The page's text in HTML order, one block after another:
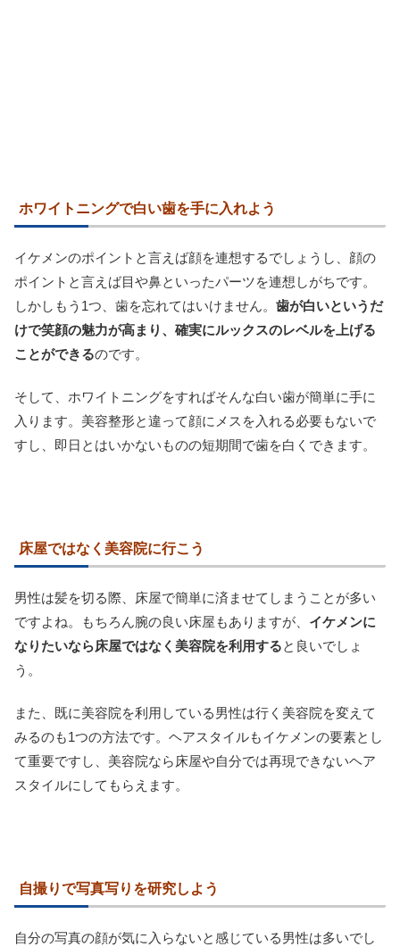
ホワイトニングで白い歯を手に入れよう
イケメンのポイントと言えば顔を連想するでしょうし、顔の
ポイントと言えば目や鼻といったパーツを連想しがちです。
しかしもう1つ、歯を忘れてはいけません。 歯が白いというだ
けで笑顔の魅力が高まり、確実にルックスのレベルを上げる
ことができるのです。
そして、ホワイトニングをすればそんな白い歯が簡単に手に
入ります。美容整形と違って顔にメスを入れる必要もないで
すし、即日とはいかないものの短期間で歯を白くできます。
床屋ではなく美容院に行こう
男性は髪を切る際、床屋で簡単に済ませてしまうことが多い
ですよね。もちろん腕の良い床屋もありますが、 イケメンに
なりたいなら床屋ではなく美容院を利用すると良いでしょ
う。
また、既に美容院を利用している男性は行く美容院を変えて
みるのも1つの方法です。ヘアスタイルもイケメンの要素とし
て重要ですし、美容院なら床屋や自分では再現できないヘア
スタイルにしてもらえます。
自撮りで写真写りを研究しよう
自分の写真の顔が気に入らないと感じている男性は多いでし